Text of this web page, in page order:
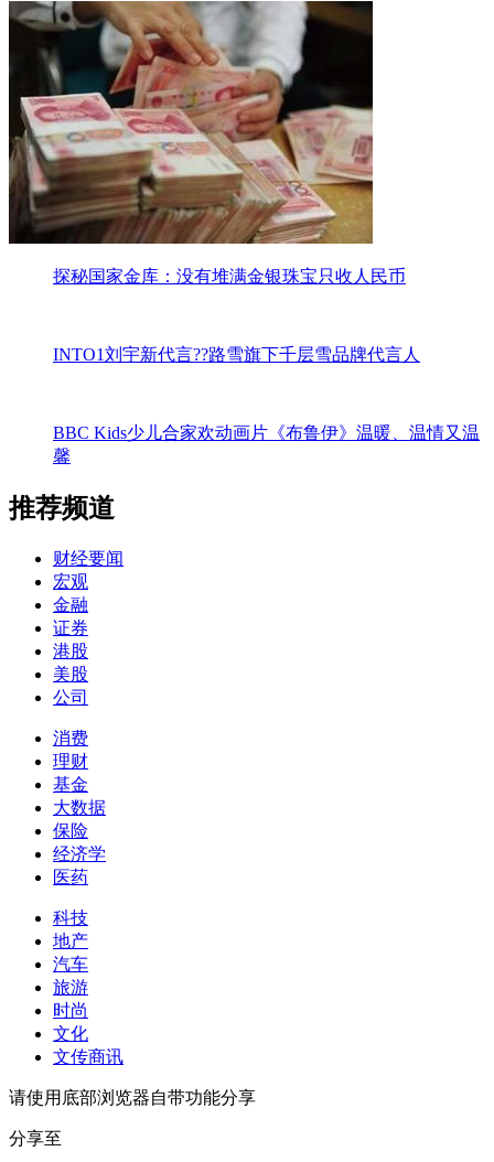
探秘国家金库：没有堆满金银珠宝只收人民币
INTO1刘宇新代言??路雪旗下千层雪品牌代言人
BBC Kids少儿合家欢动画片《布鲁伊》温暖、温情又温
馨
推荐频道
财经要闻
宏观
金融
证券
港股
美股
公司
消费
理财
基金
大数据
保险
经济学
医药
科技
地产
汽车
旅游
时尚
文化
文传商讯
请使用底部浏览器自带功能分享
分享至